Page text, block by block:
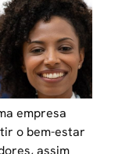
empresa
o bem-estar
assim